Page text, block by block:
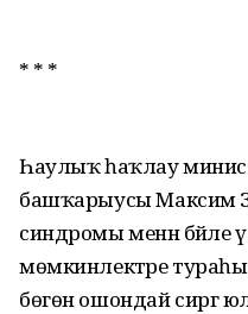
* * *
Һаулыҡ һаҡлау
башҡарыусы Максим
синдромы менән бәйле
мөмкинлектәре
бөгөн ошондай сиргә